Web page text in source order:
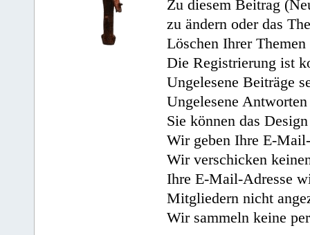
Zu diesem Beitrag
zu ändern oder das
Löschen Ihrer
Die Registrierung ist
Ungelesene Beiträge
Ungelesene
Sie können das
Wir geben Ihre E-
Wir verschicken
Ihre E-Mail-Adresse
Mitgliedern nicht
Wir sammeln keine